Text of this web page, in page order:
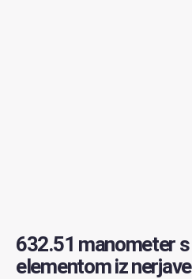
632.51 manometer
elementom iz